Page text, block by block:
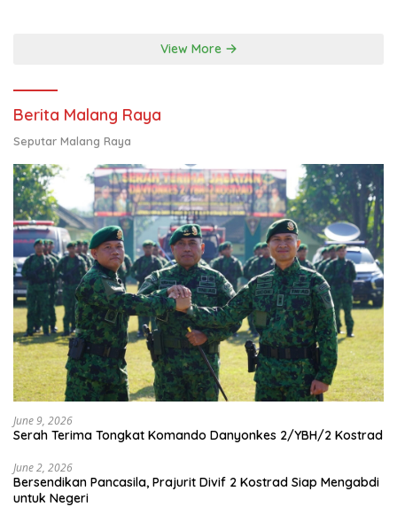
View More
Berita Malang Raya
Seputar Malang Raya
June 9, 2026
Serah Terima Tongkat Komando Danyonkes 2/YBH/2 Kostrad
June 2, 2026
Bersendikan Pancasila, Prajurit Divif 2 Kostrad Siap Mengabdi
untuk Negeri